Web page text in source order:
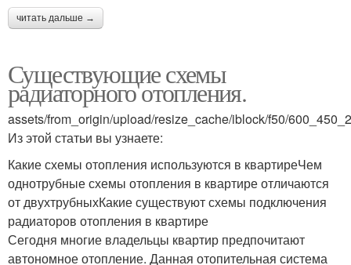
читать дальше →
Существующие схемы
радиаторного отопления.
assets/from_origin/upload/resize_cache/iblock/f50/
Из этой статьи вы узнаете:
Какие схемы отопления используются в квартиреЧем
однотрубные схемы отопления в квартире отличаются
от двухтрубныхКакие существуют схемы подключения
радиаторов отопления в квартире
Сегодня многие владельцы квартир предпочитают
автономное отопление. Данная отопительная система